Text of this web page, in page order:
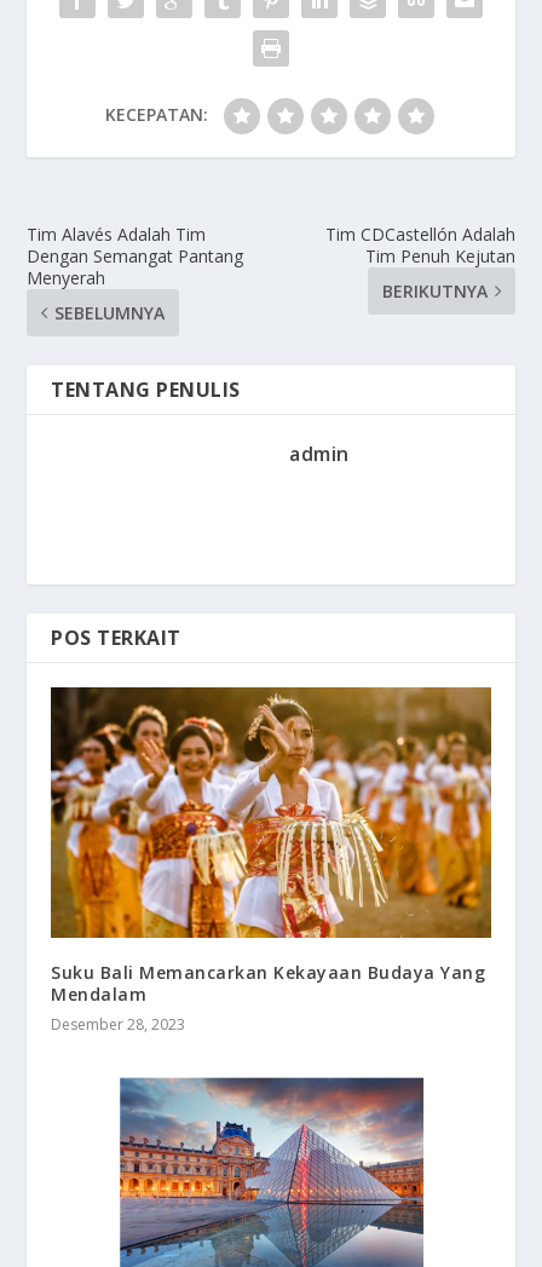
KECEPATAN:
Tim Alavés Adalah Tim
Dengan Semangat Pantang
Menyerah
SEBELUMNYA
Tim CDCastellón Adalah
Tim Penuh Kejutan
BERIKUTNYA
TENTANG PENULIS
admin
POS TERKAIT
Suku Bali Memancarkan Kekayaan Budaya Yang
Mendalam
Desember 28, 2023